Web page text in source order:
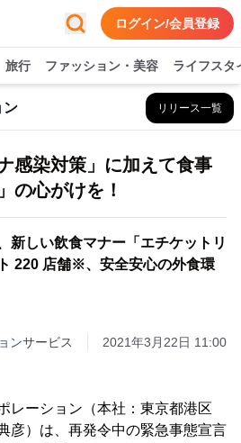
ログイン/会員登録
旅行 ファッション・美容 ライフスタ
ン リリース一覧
感染対策」に加えて食事
の心がけを！
新しい飲食マナー「エチケットリ
220 店舗※、安全安心の外食環
ンサービス 2021年3月22日 11:00
レーション（本社：東京都港区
彦）は、再発令中の緊急事態宣言